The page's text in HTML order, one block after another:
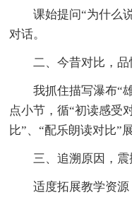
课始提问“为什么
对话。
二、今昔对比，品
我抓住描写瀑布“
点小节，循“初读感受
比”、“配乐朗读对比”
三、追溯原因，震
适度拓展教学资